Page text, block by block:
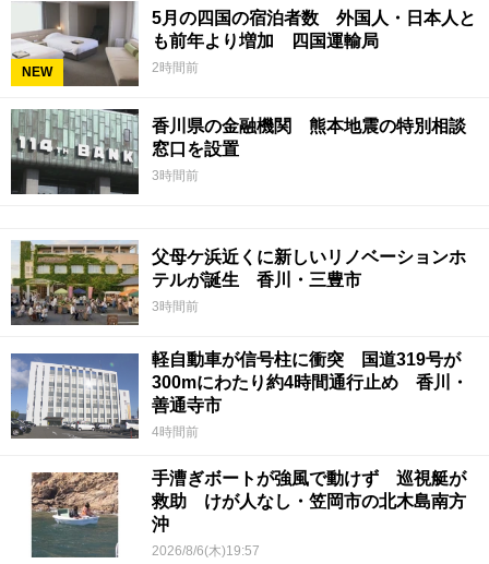
NEW
5月の四国の宿泊者数 外国人・日本人と
も前年より増加 四国運輸局
2時間前
香川県の金融機関 熊本地震の特別相談
窓口を設置
3時間前
父母ケ浜近くに新しいリノベーションホ
テルが誕生 香川・三豊市
3時間前
軽自動車が信号柱に衝突 国道319号が
300mにわたり約4時間通行止め 香川・
善通寺市
4時間前
手漕ぎボートが強風で動けず 巡視艇が
救助 けが人なし・笠岡市の北木島南方
沖
2026/8/6(木)19:57